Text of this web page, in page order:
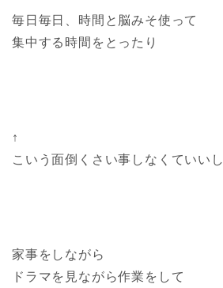
毎日毎日、時間と脳みそ使って
集中する時間をとったり
↑
こいう面倒くさい事しなくていいし
家事をしながら
ドラマを見ながら作業をして